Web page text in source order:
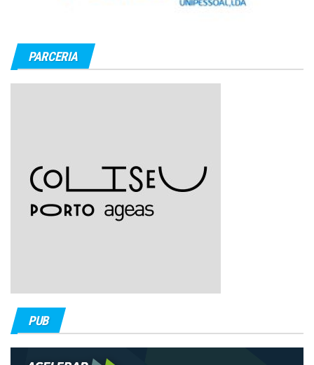
PARCERIA
PUB